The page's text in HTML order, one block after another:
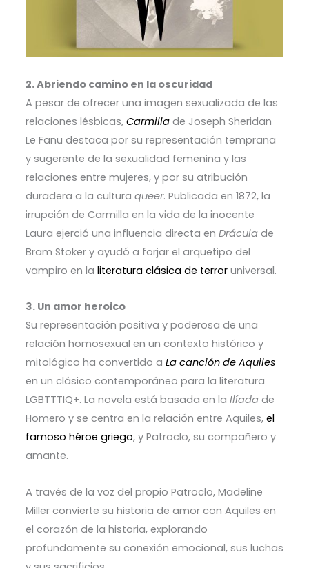
2. Abriendo camino en la oscuridad
A pesar de ofrecer una imagen sexualizada de las
relaciones lésbicas, Carmillade Joseph Sheridan
Le Fanu destaca por su representación temprana
y sugerente de la sexualidad femenina y las
relaciones entre mujeres, y por su atribución
duradera a la cultura queer. Publicada en 1872, la
irrupción de Carmilla en la vida de la inocente
Laura ejerció una influencia directa en Drácula de
Bram Stoker y ayudó a forjar el arquetipo del
vampiro en la literatura clásica de terroruniversal.
3. Un amor heroico
Su representación positiva y poderosa de una
relación homosexual en un contexto histórico y
mitológico ha convertido a La canción de Aquiles
en un clásico contemporáneo para la literatura
LGBTTTIQ+. La novela está basada en la Ilíadade
Homero y se centra en la relación entre Aquiles, el
famoso héroe griego, y Patroclo, su compañero y
amante.
A través de la voz del propio Patroclo, Madeline
Miller convierte su historia de amor con Aquiles en
el corazón de la historia, explorando
profundamente su conexión emocional, sus luchas